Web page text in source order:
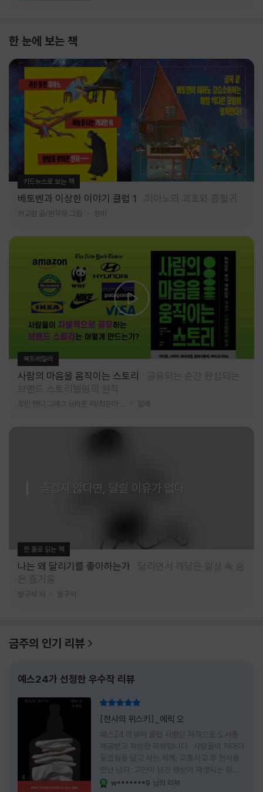
한 눈에 보는 책
카드뉴스로 보는 책
베토벤과 이상한 이야기 클럽 1 피아노와 괴조와 흡혈귀
허교범 글/변우재 그림 창비
북트레일러
사람의 마음을 움직이는 스토리
공유되는 순간 완성되는
브랜드 스토리텔링의 원칙
알레
즐겁지 않다면, 달릴 이유가 없다
한 줄로 읽는 책
나는 왜 달리기를 좋아하는가
달리면서 깨달은 일상 속 숨
은 즐거움
방구석 저 방구석
금주의 인기 리뷰
예스24가 선정한 우수작 리뷰
[천사의 위스키]_에릭 오
예스24 리뷰어 클럽 서평단 자격으로 도서를
제공받고 작성한 리뷰입니다 사람들이 저마다
등껍질을 달고 사는 세계, 교통사고 후 천사를
만난 남자, 고인이 남긴 영상이 재생되는 장례
식장에서 똥을 싼 개. 이 책에는 몇 줄만 읽어도
w*******9 님의 리뷰